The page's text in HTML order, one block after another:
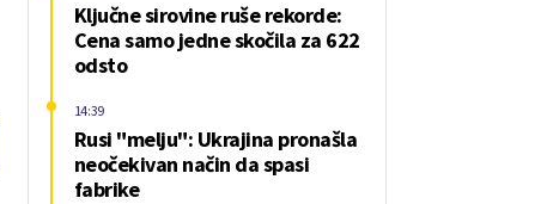
Ključne sirovine ruše rekorde:
Cena samo jedne skočila za 622
odsto
Rusi "melju": Ukrajina pronašla
neočekivan način da spasi
fabrike
14:39